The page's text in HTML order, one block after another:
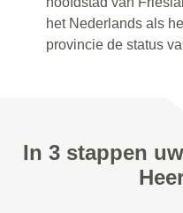
het Nederlands als
provincie de status
In 3 stappen